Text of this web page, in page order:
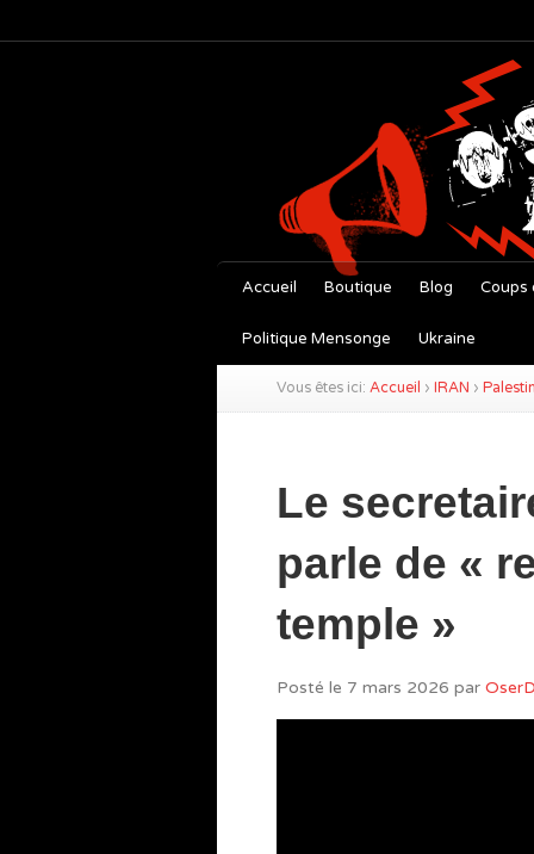
Accueil Boutique Blog Coups
Politique Mensonge Ukraine
Vous êtes ici: Accueil › IRAN ›
Le
parle de «
temple »
Posté le 7 mars 2026 par